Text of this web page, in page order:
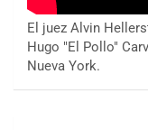
El juez Alvin
Hugo "El Pollo"
Nueva York.